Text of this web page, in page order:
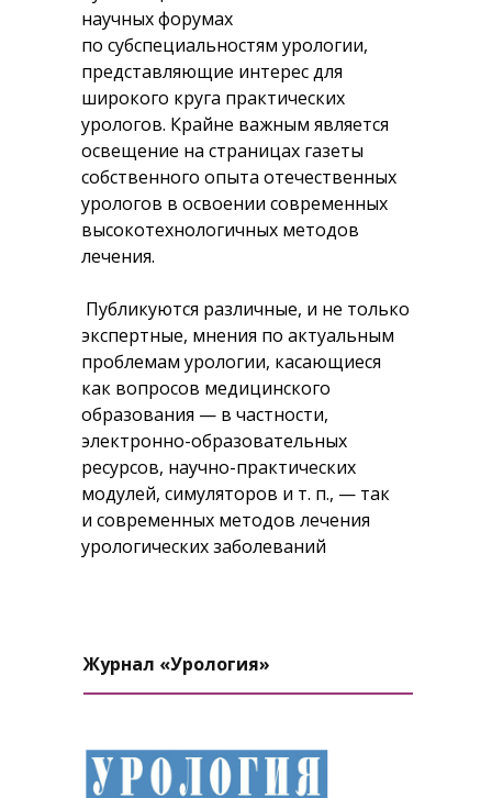
научных форумах
по субспециальностям урологии,
представляющие интерес для
широкого круга практических
урологов. Крайне важным является
освещение на страницах газеты
собственного опыта отечественных
урологов в освоении современных
высокотехнологичных методов
лечения.
Публикуются различные, и не только
экспертные, мнения по актуальным
проблемам урологии, касающиеся
как вопросов медицинского
образования — в частности,
электронно-образовательных
ресурсов, научно-практических
модулей, симуляторов и т. п., — так
и современных методов лечения
урологических заболеваний
Журнал «Урология»